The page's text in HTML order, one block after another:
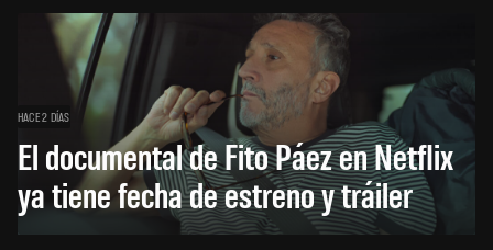
HACE 2 DÍAS
El documental de Fito Páez en Netflix
ya tiene fecha de estreno y tráiler